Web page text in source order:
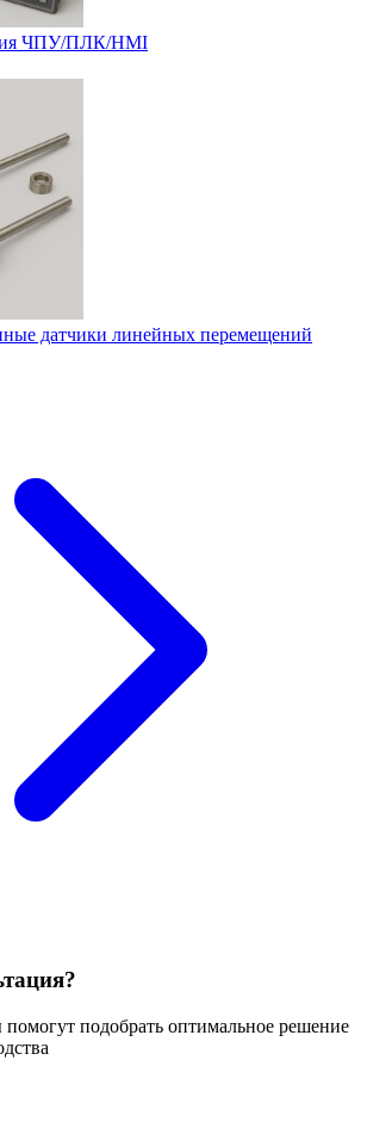
датчики линейных перемещений
подобрать оптимальное решение